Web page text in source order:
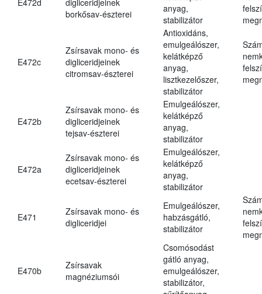
borkősav-észterei
anyag,
stabilizátor
E472c
Zsírsavak mono- és
digliceridjeinek
citromsav-észterei
Antioxidáns,
emulgeálószer,
kelátképző
anyag,
lisztkezelőszer,
stabilizátor
E472b
Zsírsavak mono- és
digliceridjeinek
tejsav-észterei
Emulgeálószer,
kelátképző
anyag,
stabilizátor
E472a
Zsírsavak mono- és
digliceridjeinek
ecetsav-észterei
Emulgeálószer,
kelátképző
anyag,
stabilizátor
E471
Zsírsavak mono- és
digliceridjei
Emulgeálószer,
habzásgátló,
stabilizátor
E470b
Zsírsavak
magnéziumsói
Csomósodást
gátló anyag,
emulgeálószer,
stabilizátor,